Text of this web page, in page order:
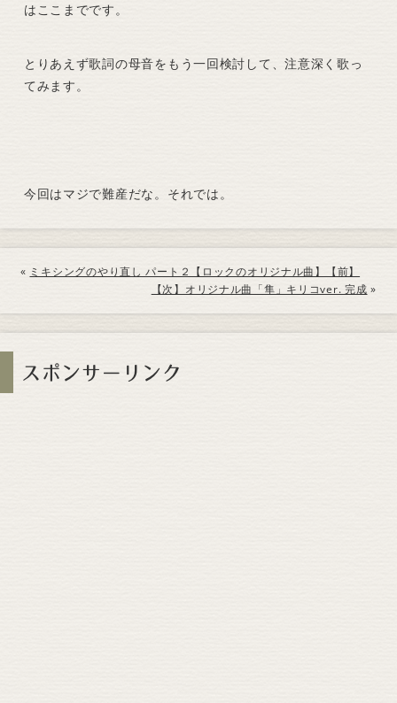
はここまでです。
とりあえず歌詞の母音をもう一回検討して、注意深く歌っ
てみます。
今回はマジで難産だな。それでは。
« ミキシングのやり直し パート２【ロックのオリジナル曲】【前】
【次】オリジナル曲「隼」キリコver. 完成 »
スポンサーリンク